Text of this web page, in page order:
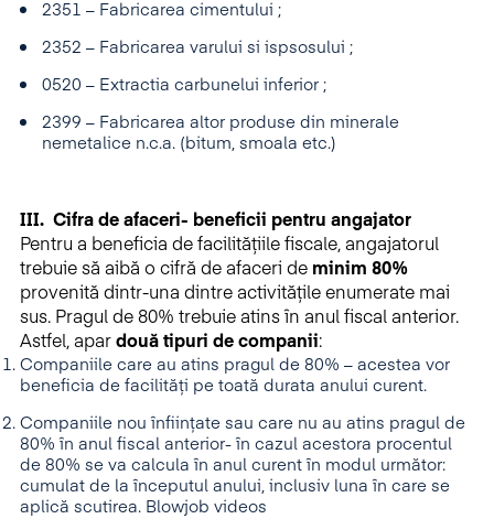
2351 – Fabricarea cimentului ;
2352 – Fabricarea varului si ispsosului ;
0520 – Extractia carbunelui inferior ;
2399 – Fabricarea altor produse din minerale
nemetalice n.c.a. (bitum, smoala etc.)
III. Cifra de afaceri- beneficii pentru angajator
Pentru a beneficia de facilitățiile fiscale, angajatorul
trebuie să aibă o cifră de afaceri de minim 80%
provenită dintr-una dintre activitățile enumerate mai
sus. Pragul de 80% trebuie atins în anul fiscal anterior.
Astfel, apar două tipuri de companii:
Companiile care au atins pragul de 80% – acestea vor
beneficia de facilități pe toată durata anului curent.
Companiile nou înființate sau care nu au atins pragul de
80% în anul fiscal anterior- în cazul acestora procentul
de 80% se va calcula în anul curent în modul următor:
cumulat de la începutul anului, inclusiv luna în care se
aplică scutirea. Blowjob videos